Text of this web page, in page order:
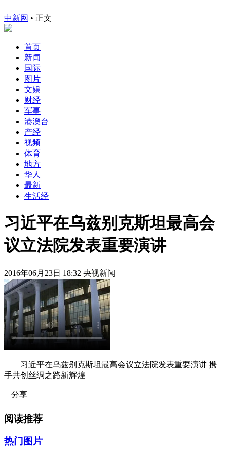
中新网 • 正文
首页
新闻
国际
图片
文娱
财经
军事
港澳台
产经
视频
体育
地方
华人
最新
生活经
习近平在乌兹别克斯坦最高会
议立法院发表重要演讲
2016年06月23日 18:32 央视新闻
习近平在乌兹别克斯坦最高会议立法院发表重要演讲 携
手共创丝绸之路新辉煌
分享
阅读推荐
热门图片